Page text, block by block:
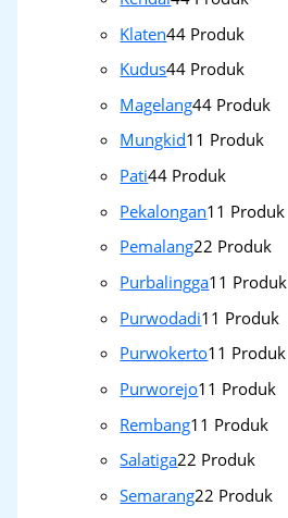
Klaten44 Produk
Kudus44 Produk
Magelang44 Produk
Mungkid1 1 Produk
Pati44 Produk
Pekalongan1 1 Produk
Pemalang22 Produk
Purbalingga1 1 Produk
Purwodadi1 1 Produk
Purwokerto1 1 Produk
Purworejo1 1 Produk
Rembang1 1 Produk
Salatiga22 Produk
Semarang22 Produk